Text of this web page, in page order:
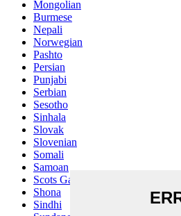
Mongolian
Burmese
Nepali
Norwegian
Pashto
Persian
Punjabi
Serbian
Sesotho
Sinhala
Slovak
Slovenian
Somali
Samoan
Scots Gaelic
Shona
Sindhi